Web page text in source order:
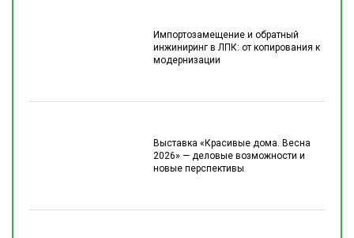
Импортозамещение и обратный
инжиниринг в ЛПК: от копирования к
модернизации
Выставка «Красивые дома. Весна
2026» — деловые возможности и
новые перспективы